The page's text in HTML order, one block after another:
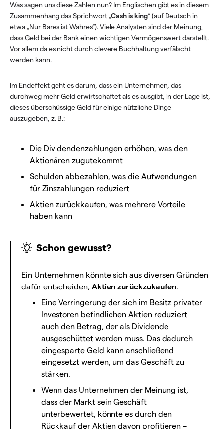
Was sagen uns diese Zahlen nun? Im Englischen gibt es in diesem
Zusammenhang das Sprichwort „Cash is king“ (auf Deutsch in
etwa „Nur Bares ist Wahres“). Viele Analysten sind der Meinung,
dass Geld bei der Bank einen wichtigen Vermögenswert darstellt.
Vor allem da es nicht durch clevere Buchhaltung verfälscht
werden kann.
Im Endeffekt geht es darum, dass ein Unternehmen, das
durchweg mehr Geld erwirtschaftet als es ausgibt, in der Lage ist,
dieses überschüssige Geld für einige nützliche Dinge
auszugeben, z. B.:
Die Dividendenzahlungen erhöhen, was den
Aktionären zugutekommt
Schulden abbezahlen, was die Aufwendungen
für Zinszahlungen reduziert
Aktien zurückkaufen, was mehrere Vorteile
haben kann
Schon gewusst?
Ein Unternehmen könnte sich aus diversen Gründen
dafür entscheiden, Aktien zurückzukaufen:
Eine Verringerung der sich im Besitz privater
Investoren befindlichen Aktien reduziert
auch den Betrag, der als Dividende
ausgeschüttet werden muss. Das dadurch
eingesparte Geld kann anschließend
eingesetzt werden, um das Geschäft zu
stärken.
Wenn das Unternehmen der Meinung ist,
dass der Markt sein Geschäft
unterbewertet, könnte es durch den
Rückkauf der Aktien davon profitieren –